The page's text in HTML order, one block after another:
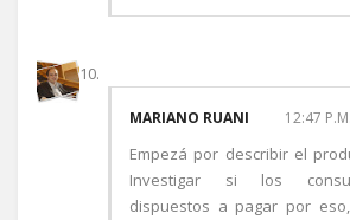
MARIANO RUANI 12:47 P.M.
Empezá por describir el
Investigar si los
dispuestos a pagar por